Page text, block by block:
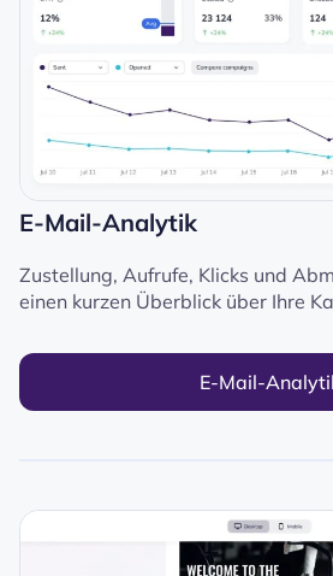
E-Mail-Analytik
Zustellung, Aufrufe, Klicks und
einen kurzen Überblick über Ihre
E-Mail-